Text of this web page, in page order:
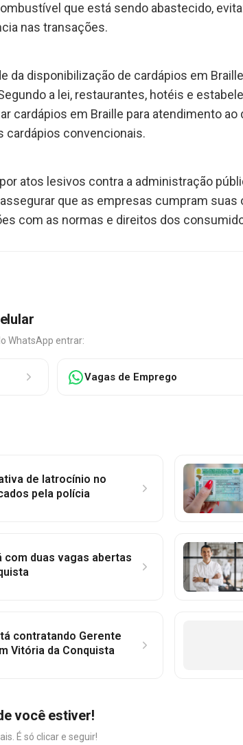
que está sendo abastecido,
nas transações.
da disponibilização de cardápios em
a lei, restaurantes, hotéis e
cardápios em Braille para atendimento
cardápios convencionais.
atos lesivos contra a administração
que as empresas cumpram
com as normas e direitos dos
WhatsApp entrar:
Vagas de Emprego
de latrocínio no
pela polícia
com duas vagas abertas
contratando Gerente
Vitória da Conquista
você estiver!
É só clicar e seguir!